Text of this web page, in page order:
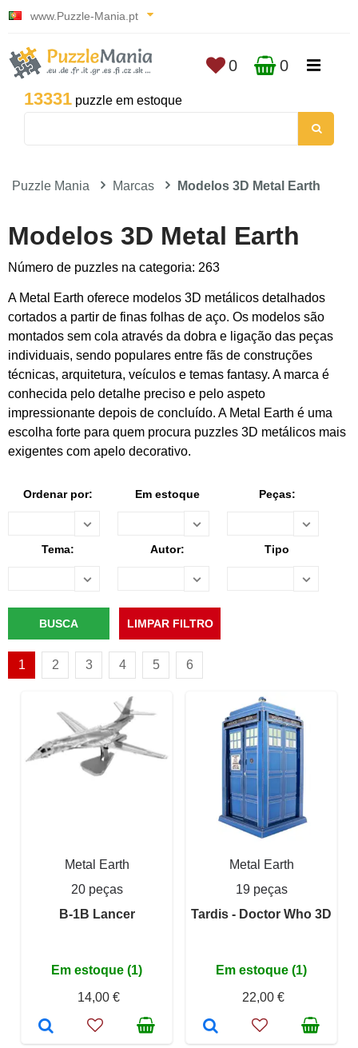
www.Puzzle-Mania.pt
13331 puzzle em estoque
0 0
Puzzle Mania Marcas Modelos 3D Metal Earth
Modelos 3D Metal Earth
Número de puzzles na categoria: 263
A Metal Earth oferece modelos 3D metálicos detalhados
cortados a partir de finas folhas de aço. Os modelos são
montados sem cola através da dobra e ligação das peças
individuais, sendo populares entre fãs de construções
técnicas, arquitetura, veículos e temas fantasy. A marca é
conhecida pelo detalhe preciso e pelo aspeto
impressionante depois de concluído. A Metal Earth é uma
escolha forte para quem procura puzzles 3D metálicos mais
exigentes com apelo decorativo.
Ordenar por: Em estoque Peças:
Tema: Autor: Tipo
1 2 3 4 5 6
Metal Earth
20 peças
B-1B Lancer
Em estoque (1)
14,00 €
Metal Earth
19 peças
Tardis - Doctor Who 3D
Em estoque (1)
22,00 €